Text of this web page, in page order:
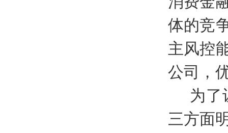
体的竞
主风控
公司，
为了
三方面